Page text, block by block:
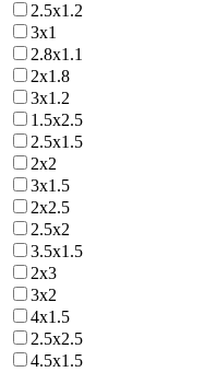
2.5х1.2
3х1
2.8х1.1
2х1.8
3х1.2
1.5х2.5
2.5х1.5
2х2
3х1.5
2х2.5
2.5х2
3.5х1.5
2х3
3х2
4х1.5
2.5х2.5
4.5х1.5